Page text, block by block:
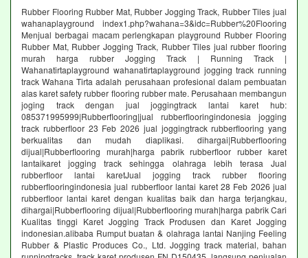
Rubber Flooring Rubber Mat, Rubber Jogging Track, Rubber Tiles jual
wahanaplayground index1.php?wahana=3&idc=Rubber%20Flooring
Menjual berbagai macam perlengkapan playground Rubber Flooring
Rubber Mat, Rubber Jogging Track, Rubber Tiles jual rubber flooring
murah harga rubber Jogging Track | Running Track |
Wahanatirtaplayground wahanatirtaplayground jogging track running
track Wahana Tirta adalah perusahaan profesional dalam pembuatan
alas karet safety rubber flooring rubber mate. Perusahaan membangun
joging track dengan jual joggingtrack lantai karet hub:
085371995999|Rubberflooring|jual rubberflooringindonesia jogging
track rubberfloor 23 Feb 2026 jual joggingtrack rubberflooring yang
berkualitas dan mudah diaplikasi. dihargai|Rubberflooring
dijual|Rubberflooring murah|harga pabrik rubberfloor rubber karet
lantaikaret jogging track sehingga olahraga lebih terasa Jual
rubberfloor lantai karetJual jogging track rubber flooring
rubberflooringindonesia jual rubberfloor lantai karet 28 Feb 2026 jual
rubberfloor lantai karet dengan kualitas baik dan harga terjangkau,
dihargai|Rubberflooring dijual|Rubberflooring murah|harga pabrik Cari
Kualitas tinggi Karet Jogging Track Produsen dan Karet Jogging
indonesian.alibaba Rumput buatan & olahraga lantai Nanjing Feeling
Rubber & Plastic Produces Co., Ltd. Jogging track material, bahan